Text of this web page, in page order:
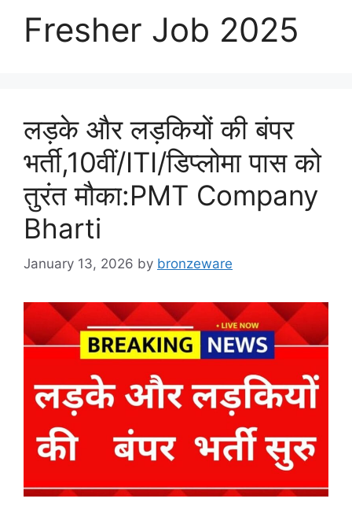
Fresher Job 2025
लड़के और लड़कियों की बंपर
भर्ती,10वीं/ITI/डिप्लोमा पास को
तुरंत मौका:PMT Company
Bharti
January 13, 2026 by bronzeware